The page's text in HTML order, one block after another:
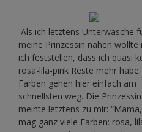
Als ich letztens Unterwäsche
meine Prinzessin nähen wollte
ich feststellen, dass ich quasi
rosa-lila-pink Reste mehr
Farben gehen hier einfach am
schnellsten weg. Die Prinzessin
meinte letztens zu mir:
mag ganz viele Farben: rosa,